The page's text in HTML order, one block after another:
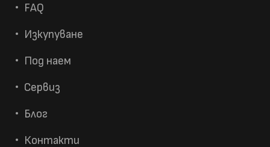
FAQ
Изкупуване
Под наем
Сервиз
Блог
Контакти